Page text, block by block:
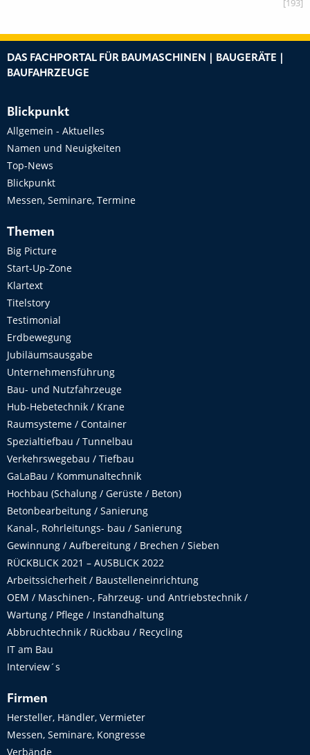
[193]
DAS FACHPORTAL FÜR BAUMASCHINEN | BAUGERÄTE |
BAUFAHRZEUGE
Blickpunkt
Allgemein - Aktuelles
Namen und Neuigkeiten
Top-News
Blickpunkt
Messen, Seminare, Termine
Themen
Big Picture
Start-Up-Zone
Klartext
Titelstory
Testimonial
Erdbewegung
Jubiläumsausgabe
Unternehmensführung
Bau- und Nutzfahrzeuge
Hub-Hebetechnik / Krane
Raumsysteme / Container
Spezialtiefbau / Tunnelbau
Verkehrswegebau / Tiefbau
GaLaBau / Kommunaltechnik
Hochbau (Schalung / Gerüste / Beton)
Betonbearbeitung / Sanierung
Kanal-, Rohrleitungs- bau / Sanierung
Gewinnung / Aufbereitung / Brechen / Sieben
RÜCKBLICK 2021 – AUSBLICK 2022
Arbeitssicherheit / Baustelleneinrichtung
OEM / Maschinen-, Fahrzeug- und Antriebstechnik /
Wartung / Pflege / Instandhaltung
Abbruchtechnik / Rückbau / Recycling
IT am Bau
Interview´s
Firmen
Hersteller, Händler, Vermieter
Messen, Seminare, Kongresse
Verbände